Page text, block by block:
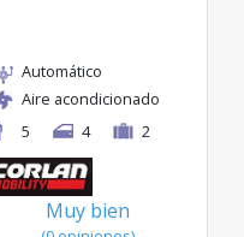
Automático
Aire acondicionado
5
4 2
Muy bien